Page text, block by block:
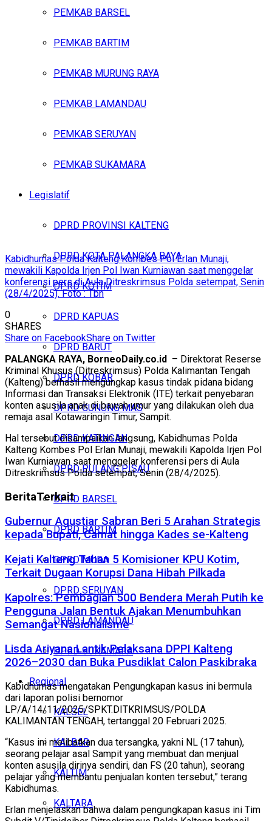
PEMKAB BARSEL
PEMKAB BARTIM
PEMKAB MURUNG RAYA
PEMKAB LAMANDAU
PEMKAB SERUYAN
PEMKAB SUKAMARA
Legislatif
DPRD PROVINSI KALTENG
DPRD KOTA PALANGKA RAYA
DPRD KOTIM
DPRD KAPUAS
DPRD BARUT
DPRD KOBAR
DPRD GUNUNG MAS
DPRD KATINGAN
DPRD PULANG PISAU
DPRD BARSEL
DPRD BARTIM
DPRD MURA
DPRD SERUYAN
DPRD LAMANDAU
DPRD SUKAMARA
Regional
KALSEL
KALBAR
KALTIM
KALTARA
Kabidhumas Polda Kalteng Kombes Pol Erlan Munaji,
mewakili Kapolda Irjen Pol Iwan Kurniawan saat menggelar
konferensi pers di Aula Ditreskrimsus Polda setempat, Senin
(28/4/2025). Foto : Tbn
0
SHARES
Share on FacebookShare on Twitter
PALANGKA RAYA, BorneoDaily.co.id – Direktorat Reserse
Kriminal Khusus (Ditreskrimsus) Polda Kalimantan Tengah
(Kalteng) berhasil mengungkap kasus tindak pidana bidang
Informasi dan Transaksi Elektronik (ITE) terkait penyebaran
konten asusila anak di bawah umur yang dilakukan oleh dua
remaja asal Kotawaringin Timur, Sampit.
Hal tersebut disampaikan langsung, Kabidhumas Polda
Kalteng Kombes Pol Erlan Munaji, mewakili Kapolda Irjen Pol
Iwan Kurniawan saat menggelar konferensi pers di Aula
Ditreskrimsus Polda setempat, Senin (28/4/2025).
BeritaTerkait
Gubernur Agustiar Sabran Beri 5 Arahan Strategis
kepada Bupati, Camat hingga Kades se-Kalteng
Kejati Kalteng Tahan 5 Komisioner KPU Kotim,
Terkait Dugaan Korupsi Dana Hibah Pilkada
Kapolres: Pembagian 500 Bendera Merah Putih ke
Pengguna Jalan Bentuk Ajakan Menumbuhkan
Semangat Nasionalisme
Lisda Ariyana Lantik Pelaksana DPPI Kalteng
2026–2030 dan Buka Pusdiklat Calon Paskibraka
Kabidhumas mengatakan Pengungkapan kasus ini bermula
dari laporan polisi bernomor
LP/A/14/11/2025/SPKT.DITKRIMSUS/POLDA
KALIMANTAN TENGAH, tertanggal 20 Februari 2025.
“Kasus ini melibatkan dua tersangka, yakni NL (17 tahun),
seorang pelajar asal Sampit yang membuat dan menjual
konten asusila dirinya sendiri, dan FS (20 tahun), seorang
pelajar yang membantu penjualan konten tersebut,” terang
Kabidhumas.
Erlan menjelaskan bahwa dalam pengungkapan kasus ini Tim